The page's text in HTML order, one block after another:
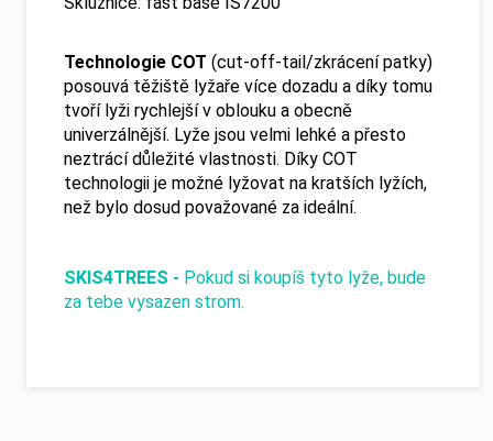
Technologie COT (cut-off-tail/zkrácení patky)
posouvá těžiště lyžaře více dozadu a díky tomu
tvoří lyži rychlejší v oblouku a obecně
univerzálnější. Lyže jsou velmi lehké a přesto
neztrácí důležité vlastnosti. Díky COT
technologii je možné lyžovat na kratších lyžích,
než bylo dosud považované za ideální.
SKIS4TREES - Pokud si koupíš tyto lyže, bude
za tebe vysazen strom.